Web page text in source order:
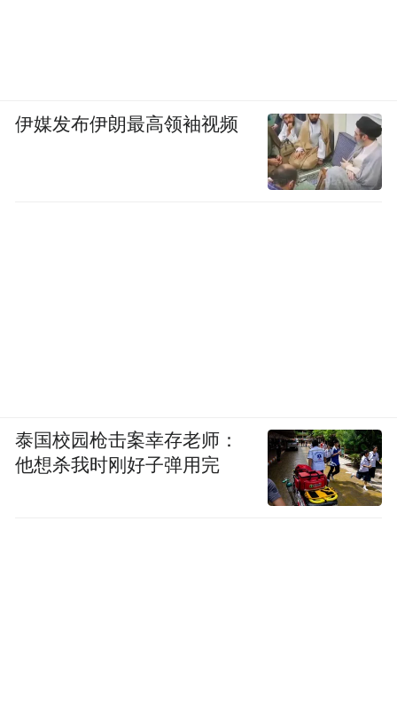
伊媒发布伊朗最高领袖视频
泰国校园枪击案幸存老师：
他想杀我时刚好子弹用完